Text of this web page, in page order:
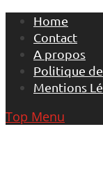
Skip
content
Home
Contact
A propos
Politique
Mentions
Top Menu